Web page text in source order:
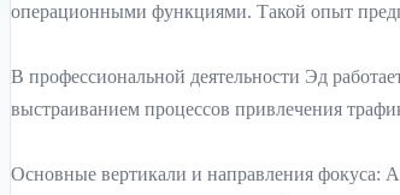
операционными функциями. Такой опыт
В профессиональной деятельности Эд
выстраиванием процессов привлечения
Основные вертикали и направления фокуса: